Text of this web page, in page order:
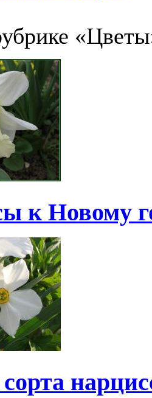
к Новому